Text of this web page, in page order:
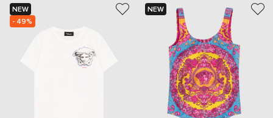
NEW
- 49%
NEW